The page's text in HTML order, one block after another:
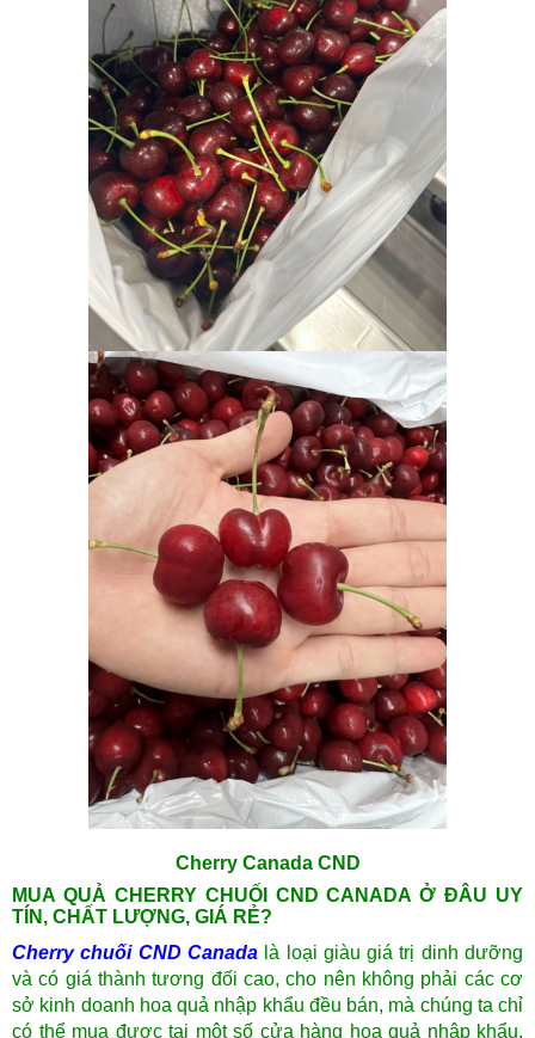
Cherry Canada CND
MUA QUẢ CHERRY CHUỐI CND CANADA Ở ĐÂU UY
TÍN, CHẤT LƯỢNG, GIÁ RẺ?
Cherry chuối CND Canada là loại giàu giá trị dinh dưỡng
và có giá thành tương đối cao, cho nên không phải các cơ
sở kinh doanh hoa quả nhập khẩu đều bán, mà chúng ta chỉ
có thể mua được tại một số cửa hàng hoa quả nhập khẩu,